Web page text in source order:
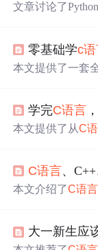
文章讨论了
践和理解编程原
零基础学c
本文提供了一套
新型语言学习中
学完C语言
本文提供了从C
C语言、C++
本文介绍了C语言
原理不同。建议
大一新生应